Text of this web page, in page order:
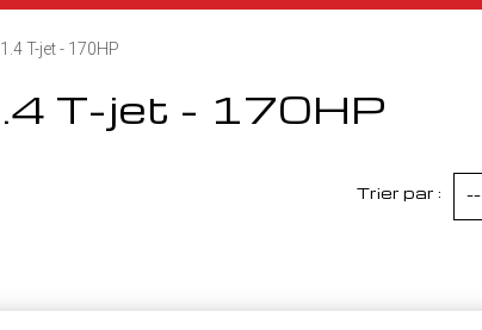
1.4 T-jet - 170HP
T-jet - 170HP
Trier par : --